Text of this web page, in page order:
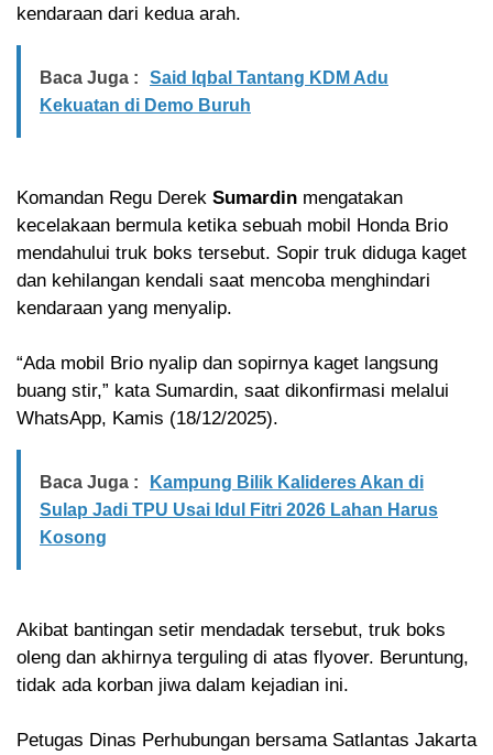
kendaraan dari kedua arah.
Baca Juga :
Said Iqbal Tantang KDM Adu
Kekuatan di Demo Buruh
Komandan Regu Derek Sumardin mengatakan
kecelakaan bermula ketika sebuah mobil Honda Brio
mendahului truk boks tersebut. Sopir truk diduga kaget
dan kehilangan kendali saat mencoba menghindari
kendaraan yang menyalip.
“Ada mobil Brio nyalip dan sopirnya kaget langsung
buang stir,” kata Sumardin, saat dikonfirmasi melalui
WhatsApp, Kamis (18/12/2025).
Baca Juga :
Kampung Bilik Kalideres Akan di
Sulap Jadi TPU Usai Idul Fitri 2026 Lahan Harus
Kosong
Akibat bantingan setir mendadak tersebut, truk boks
oleng dan akhirnya terguling di atas flyover. Beruntung,
tidak ada korban jiwa dalam kejadian ini.
Petugas Dinas Perhubungan bersama Satlantas Jakarta